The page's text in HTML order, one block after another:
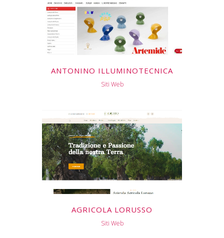
ANTONINO ILLUMINOTECNICA
Siti Web
AGRICOLA LORUSSO
Siti Web